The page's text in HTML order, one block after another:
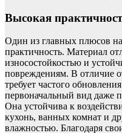
Высокая
Один из главных плюсов
практичность. Материал
износостойкостью и
повреждениям. В отличие
требует частого
первоначальный вид даже
Она устойчива к
кухонь, ванных комнат и
влажностью. Благодаря